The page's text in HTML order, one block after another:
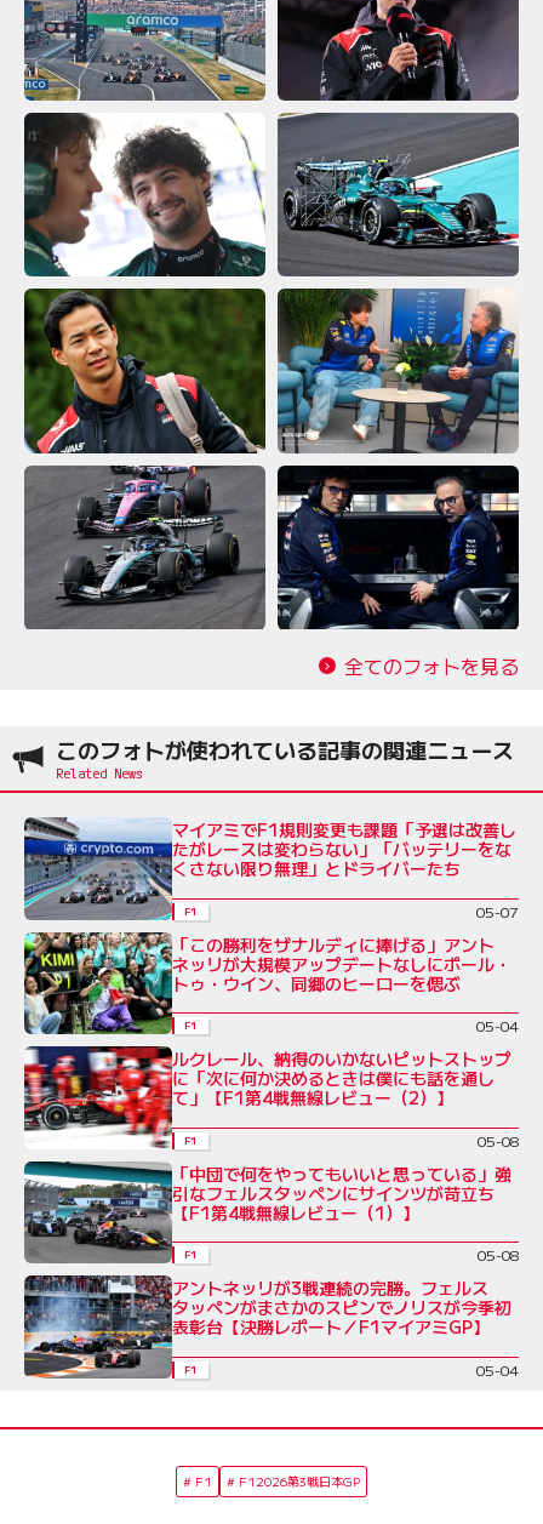
全てのフォトを見る
このフォトが使われている記事の関連ニュース
マイアミでF1規則変更も課題「予選は改善し
たがレースは変わらない」「バッテリーをな
くさない限り無理」とドライバーたち
F1 05-07
「この勝利をザナルディに捧げる」アント
ネッリが大規模アップデートなしにポール・
トゥ・ウイン、同郷のヒーローを偲ぶ
F1 05-04
ルクレール、納得のいかないピットストップ
に「次に何か決めるときは僕にも話を通し
て」【F1第4戦無線レビュー（2）】
F1 05-08
「中団で何をやってもいいと思っている」強
引なフェルスタッペンにサインツが苛立ち
【F1第4戦無線レビュー（1）】
F1 05-08
アントネッリが3戦連続の完勝。フェルス
タッペンがまさかのスピンでノリスが今季初
表彰台【決勝レポート／F1マイアミGP】
F1 05-04
F1 F12026第3戦日本GP